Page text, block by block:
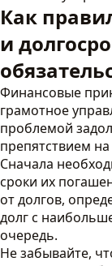
Как
и
Финансовые
грамотное
проблемой
препятствием
Сначала
сроки их
от долгов,
долг с
очередь.
Не забывайте,